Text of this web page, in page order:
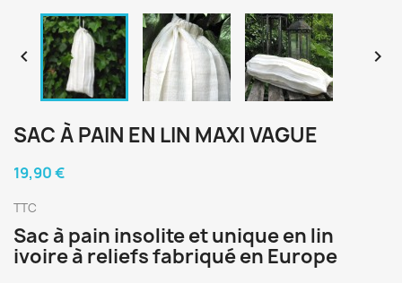
 
SAC À PAIN EN LIN MAXI VAGUE
19,90 €
TTC
Sac à pain insolite et unique en lin
ivoire à reliefs fabriqué en Europe